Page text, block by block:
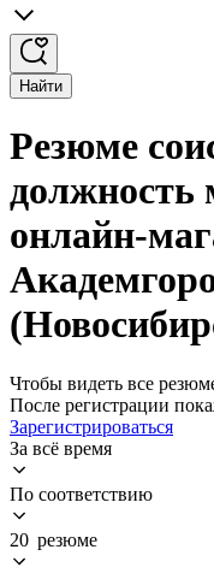
Найти
Резюме
должность
онлайн-
Чтобы видеть все
После регистрации
Зарегистрироваться
За всё время
По соответствию
20 резюме